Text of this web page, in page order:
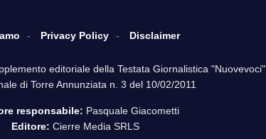
Privacy Policy Disclaimer
editoriale della Testata Giornalistica "Nuovevoci"
di Torre Annunziata n. 3 del 10/02/2011
responsabile: Pasquale Giacometti
Editore: Cierre Media SRLS